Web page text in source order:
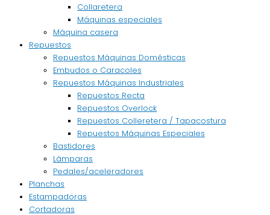
Collaretera
Máquinas especiales
Máquina casera
Repuestos
Repuestos Máquinas Domésticas
Embudos o Caracoles
Repuestos Máquinas Industriales
Repuestos Recta
Repuestos Overlock
Repuestos Colleretera / Tapacostura
Repuestos Máquinas Especiales
Bastidores
Lámparas
Pedales/aceleradores
Planchas
Estampadoras
Cortadoras